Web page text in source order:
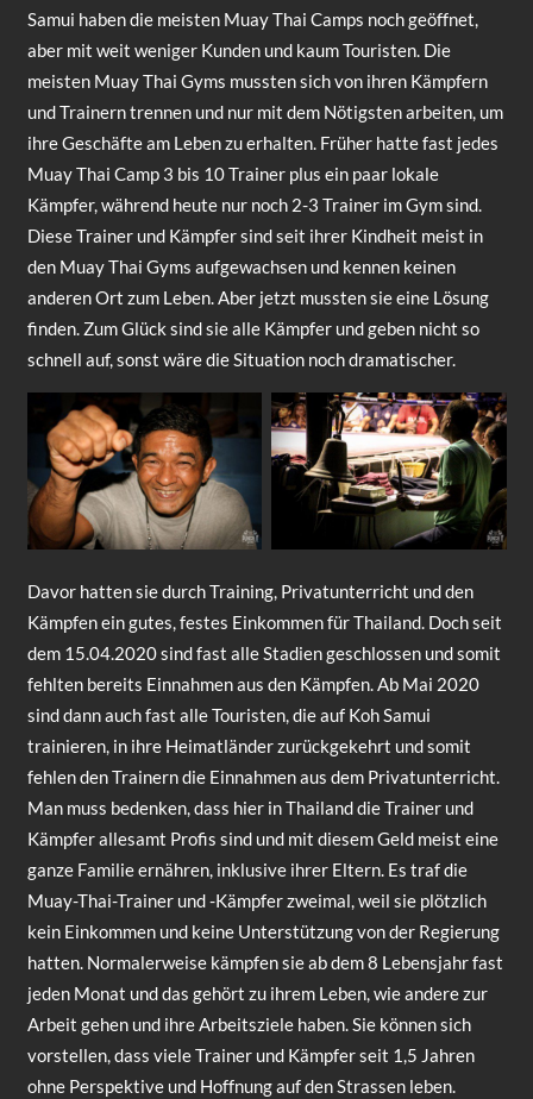
Samui haben die meisten Muay Thai Camps noch geöffnet,
aber mit weit weniger Kunden und kaum Touristen. Die
meisten Muay Thai Gyms mussten sich von ihren Kämpfern
und Trainern trennen und nur mit dem Nötigsten arbeiten, um
ihre Geschäfte am Leben zu erhalten. Früher hatte fast jedes
Muay Thai Camp 3 bis 10 Trainer plus ein paar lokale
Kämpfer, während heute nur noch 2-3 Trainer im Gym sind.
Diese Trainer und Kämpfer sind seit ihrer Kindheit meist in
den Muay Thai Gyms aufgewachsen und kennen keinen
anderen Ort zum Leben. Aber jetzt mussten sie eine Lösung
finden. Zum Glück sind sie alle Kämpfer und geben nicht so
schnell auf, sonst wäre die Situation noch dramatischer.
Davor hatten sie durch Training, Privatunterricht und den
Kämpfen ein gutes, festes Einkommen für Thailand. Doch seit
dem 15.04.2020 sind fast alle Stadien geschlossen und somit
fehlten bereits Einnahmen aus den Kämpfen. Ab Mai 2020
sind dann auch fast alle Touristen, die auf Koh Samui
trainieren, in ihre Heimatländer zurückgekehrt und somit
fehlen den Trainern die Einnahmen aus dem Privatunterricht.
Man muss bedenken, dass hier in Thailand die Trainer und
Kämpfer allesamt Profis sind und mit diesem Geld meist eine
ganze Familie ernähren, inklusive ihrer Eltern. Es traf die
Muay-Thai-Trainer und -Kämpfer zweimal, weil sie plötzlich
kein Einkommen und keine Unterstützung von der Regierung
hatten. Normalerweise kämpfen sie ab dem 8 Lebensjahr fast
jeden Monat und das gehört zu ihrem Leben, wie andere zur
Arbeit gehen und ihre Arbeitsziele haben. Sie können sich
vorstellen, dass viele Trainer und Kämpfer seit 1,5 Jahren
ohne Perspektive und Hoffnung auf den Strassen leben.